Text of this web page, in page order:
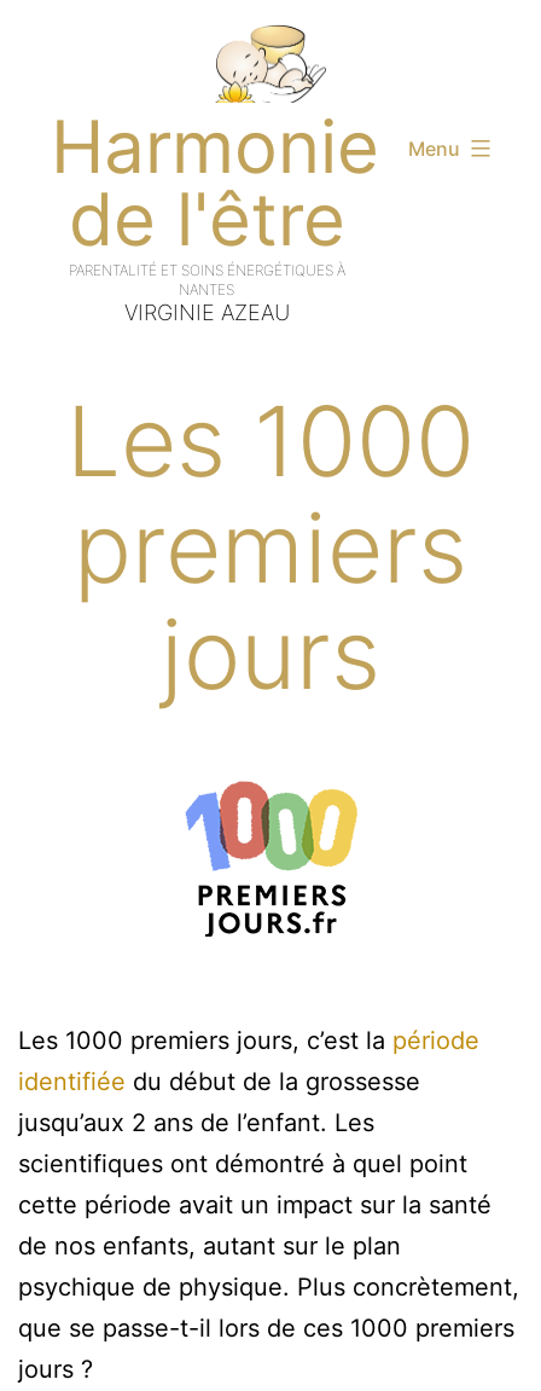
Harmonie
de l'être
VIRGINIE AZEAU
Menu
Les 1000
premiers
jours
Les 1000 premiers jours, c’est la période
identifiée du début de la grossesse
jusqu’aux 2 ans de l’enfant. Les
scientifiques ont démontré à quel point
cette période avait un impact sur la santé
de nos enfants, autant sur le plan
psychique de physique. Plus concrètement,
que se passe-t-il lors de ces 1000 premiers
jours ?